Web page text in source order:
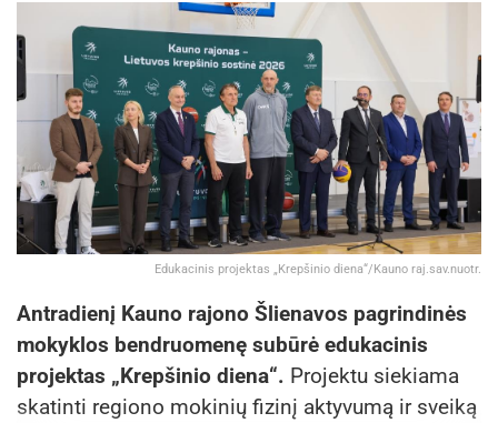
Edukacinis projektas „Krepšinio diena“/Kauno raj.sav.nuotr.
Antradienį Kauno rajono Šlienavos pagrindinės
mokyklos bendruomenę subūrė edukacinis
projektas „Krepšinio diena“. Projektu siekiama
skatinti regiono mokinių fizinį aktyvumą ir sveiką